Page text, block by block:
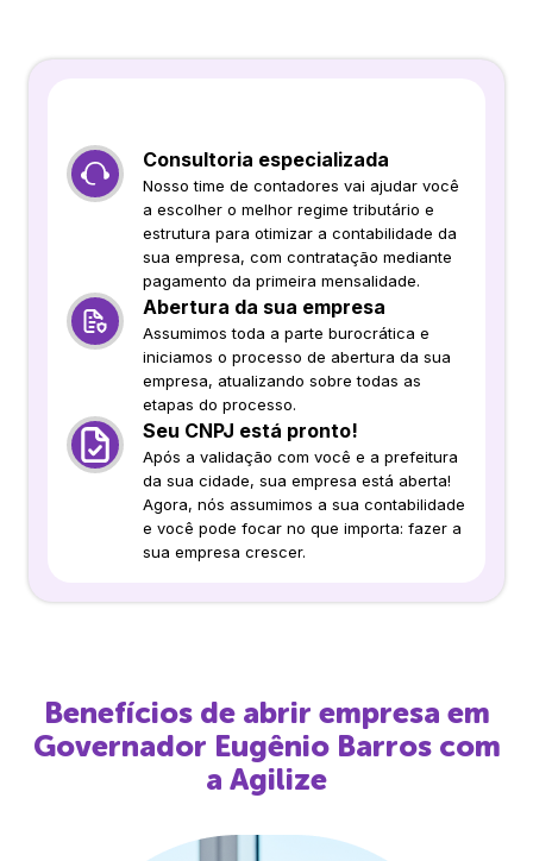
Consultoria especializada
Nosso time de contadores vai ajudar você
a escolher o melhor regime tributário e
estrutura para otimizar a contabilidade da
sua empresa, com contratação mediante
pagamento da primeira mensalidade.
Abertura da sua empresa
Assumimos toda a parte burocrática e
iniciamos o processo de abertura da sua
empresa, atualizando sobre todas as
etapas do processo.
Seu CNPJ está pronto!
Após a validação com você e a prefeitura
da sua cidade, sua empresa está aberta!
Agora, nós assumimos a sua contabilidade
e você pode focar no que importa: fazer a
sua empresa crescer.
Benefícios de abrir empresa em
Governador Eugênio Barroscom
a Agilize